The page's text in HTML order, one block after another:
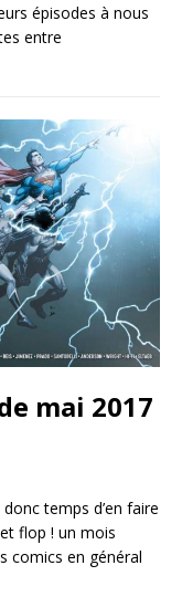
épisodes à nous
entre
mai 2017
temps d’en faire
flop ! un mois
comics en général